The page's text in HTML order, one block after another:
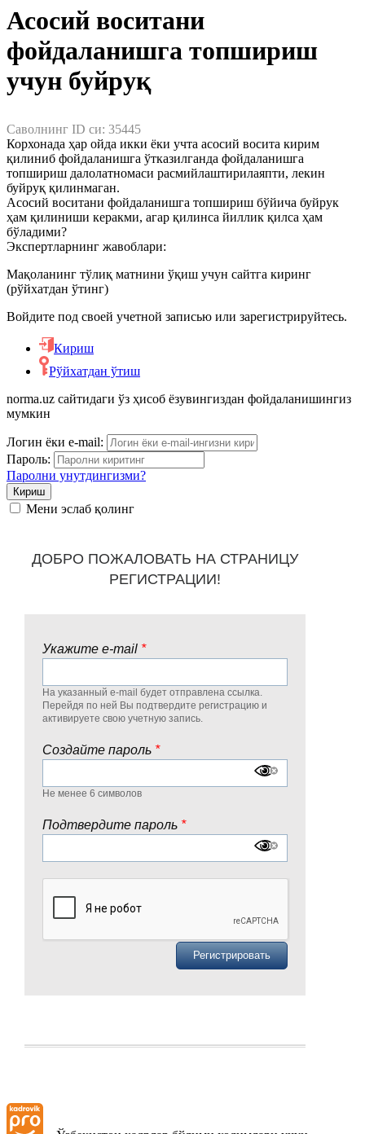
Ходимларни аттестациядан ўтказиш
Меҳнат низолари
Кадрлар ишини юритиш
Меҳнат шартномасини ўзгартириш
Асосий воситани
фойдаланишга топшириш
учун буйруқ
Саволнинг ID си: 35445
Корхонада ҳар ойда икки ёки учта асосий восита кирим
қилиниб фойдаланишга ўтказилганда фойдаланишга
топшириш далолатномаси расмийлаштирилаяпти, лекин
буйруқ қилинмаган.
Асосий воситани фойдаланишга топшириш бўйича буйрук
ҳам қилиниши керакми, агар қилинса йиллик қилса ҳам
бўладими?
Экспертларнинг жавоблари:
Мақоланинг тўлиқ матнини ўқиш учун сайтга киринг
(рўйхатдан ўтинг)
Войдите под своей учетной записью или зарегистрируйтесь.
Кириш
Рўйхатдан ўтиш
norma.uz сайтидаги ўз ҳисоб ёзувингиздан фойдаланишингиз
мумкин
Логин ёки e-mail:
Пароль:
Паролни унутдингизми?
Мени эслаб қолинг